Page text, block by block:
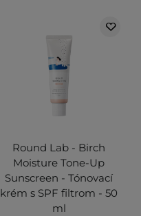
Round Lab - Birch
Moisture Tone-Up
Sunscreen - Tónovací
krém s SPF filtrom - 50
ml